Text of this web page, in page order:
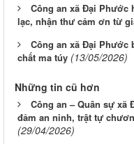
Công an xã Đại Phước
lạc, nhận thư cảm ơn từ
Công an xã Đại
chất ma túy (13/05/2026)
Những tin cũ hơn
Công an – Quân sự xã
đảm an ninh, trật tự
(29/04/2026)